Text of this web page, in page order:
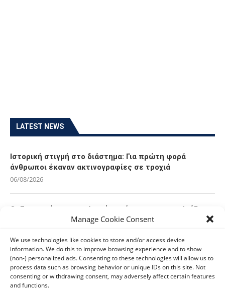
Manage Cookie Consent
We use technologies like cookies to store and/or access device
information. We do this to improve browsing experience and to show
(non-) personalized ads. Consenting to these technologies will allow us to
process data such as browsing behavior or unique IDs on this site. Not
consenting or withdrawing consent, may adversely affect certain features
and functions.
LATEST NEWS
Ιστορική στιγμή στο διάστημα: Για πρώτη φορά
άνθρωποι έκαναν ακτινογραφίες σε τροχιά
06/08/2026
Οι Ευρωπαίοι καταναλωτές φαίνεται να «αγκαλιάζουν»
τα νέα Samsung Galaxy Z Fold8
Οι χρήστες Mac είναι περισσότερο εκτεθειμένοι σε
κυβερνοαπειλές αλλά λαμβάνουν λιγότερα μέτρα
προστασίας